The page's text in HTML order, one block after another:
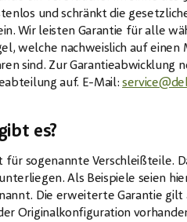
und schränkt die
Wir leisten Garantie für alle
welche nachweislich auf einen
sind. Zur Garantieabwicklung
auf. E-Mail:
es?
sogenannte Verschleißteile.
Als Beispiele seien
Die erweiterte Garantie
Originalkonfiguration